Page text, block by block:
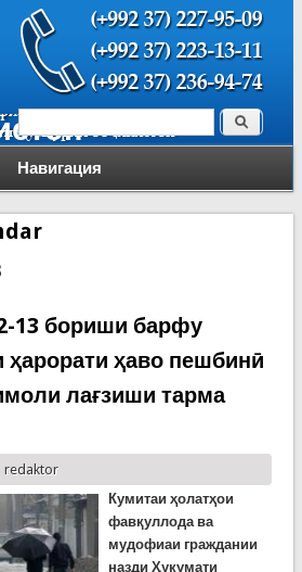
Навигация
Форма поиска Поиск
13 бориши барфу
ҳаво пешбинӣ
лағзиши тарма
redaktor
Кумитаи ҳолатҳои
фавқуллода ва
мудофиаи граждании
назди Ҳукумати